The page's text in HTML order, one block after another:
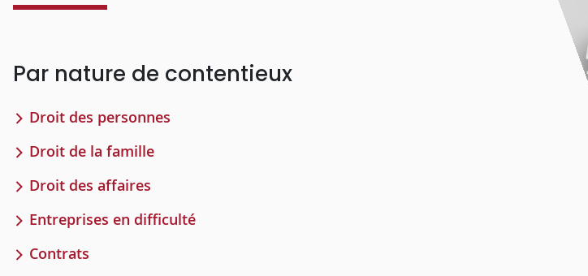
Par nature de contentieux
Droit des personnes
Droit de la famille
Droit des affaires
Entreprises en difficulté
Contrats